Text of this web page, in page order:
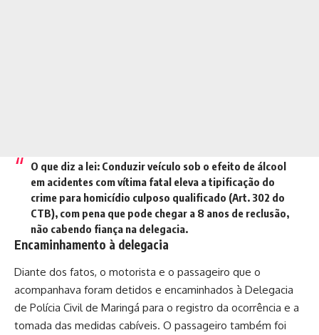
O que diz a lei:Conduzir veículo sob o efeito de álcool
em acidentes com vítima fatal eleva a tipificação do
crime para homicídio culposo qualificado (Art. 302 do
CTB), com pena que pode chegar a 8 anos de reclusão,
não cabendo fiança na delegacia.
Encaminhamento à delegacia
Diante dos fatos, o motorista e o passageiro que o
acompanhava foram detidos e encaminhados à Delegacia
de Polícia Civil de Maringá para o registro da ocorrência e a
tomada das medidas cabíveis. O passageiro também foi